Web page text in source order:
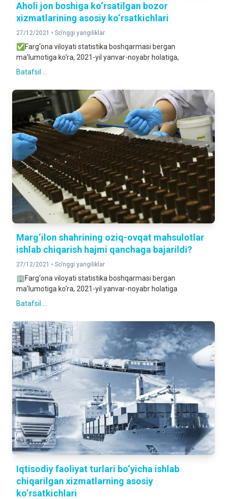
Aholi jon boshiga ko‘rsatilgan bozor
xizmatlarining asosiy ko‘rsatkichlari
27/12/2021 • So'nggi yangiliklar
✅Farg‘ona viloyati statistika boshqarmasi bergan
ma’lumotiga ko‘ra, 2021-yil yanvar-noyabr holatiga,
Batafsil ...
Marg‘ilon shahrining oziq-ovqat mahsulotlar
ishlab chiqarish hajmi qanchaga bajarildi?
27/12/2021 • So'nggi yangiliklar
🏢Farg‘ona viloyati statistika boshqarmasi bergan
ma’lumotiga ko‘ra, 2021-yil yanvar-noyabr holatiga
Batafsil ...
Iqtisodiy faoliyat turlari bo‘yicha ishlab
chiqarilgan xizmatlarning asosiy
ko‘rsatkichlari